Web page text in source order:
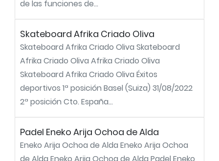
de las funciones de...
Skateboard Afrika Criado Oliva
Skateboard Afrika Criado Oliva Skateboard
Afrika Criado Oliva Afrika Criado Oliva
Skateboard Afrika Criado Oliva Éxitos
deportivos 1ª posición Basel (Suiza) 31/08/2022
2ª posición Cto. España...
Padel Eneko Arija Ochoa de Alda
Eneko Arija Ochoa de Alda Eneko Arija Ochoa